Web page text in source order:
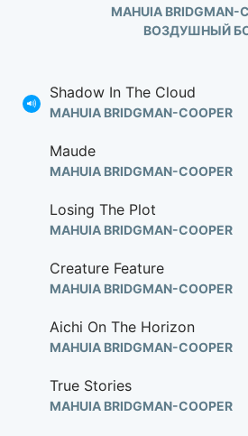
MAHUIA BRIDGMAN-
ВОЗДУШНЫЙ
Shadow In The Cloud
MAHUIA BRIDGMAN-COOPER
Maude
MAHUIA BRIDGMAN-COOPER
Losing The Plot
MAHUIA BRIDGMAN-COOPER
Creature Feature
MAHUIA BRIDGMAN-COOPER
Aichi On The Horizon
MAHUIA BRIDGMAN-COOPER
True Stories
MAHUIA BRIDGMAN-COOPER